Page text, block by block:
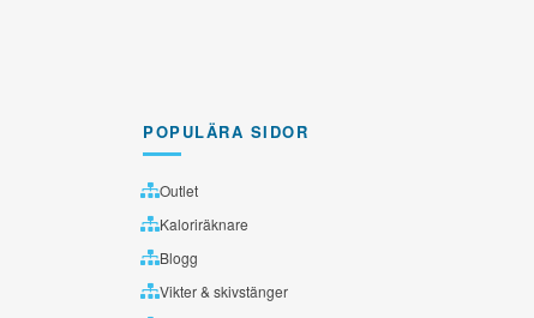
POPULÄRA SIDOR
Outlet
Kaloriräknare
Blogg
Vikter & skivstänger